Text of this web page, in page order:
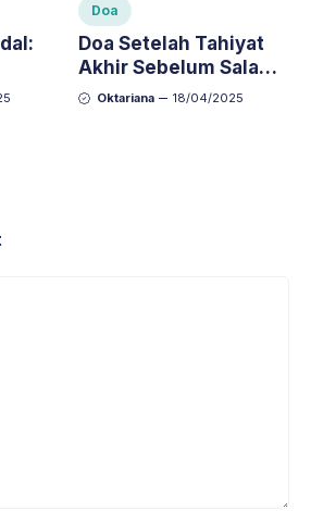
Doa
Doa Setelah Tahiyat
Akhir Sebelum Salam:
Bacaan dan Artinya
Oktariana 18/04/2025